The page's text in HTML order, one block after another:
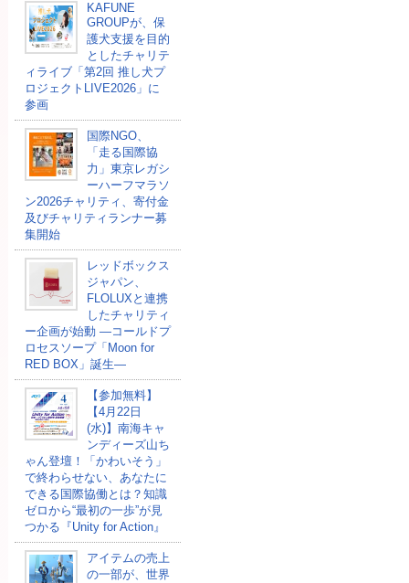
KAFUNE
GROUPが、保
護犬支援を目的
としたチャリテ
ィライブ「第2回 推し犬プ
ロジェクトLIVE2026」に
参画
国際NGO、
「走る国際協
力」東京レガシ
ーハーフマラソ
ン2026チャリティ、寄付金
及びチャリティランナー募
集開始
レッドボックス
ジャパン、
FLOLUXと連携
したチャリティ
ー企画が始動 ―コールドプ
ロセスソープ「Moon for
RED BOX」誕生―
【参加無料】
【4月22日
(水)】南海キャ
ンディーズ山ち
ゃん登壇！「かわいそう」
で終わらせない、あなたに
できる国際協働とは？知識
ゼロから“最初の一歩”が見
つかる『Unity for Action』
アイテムの売上
の一部が、世界